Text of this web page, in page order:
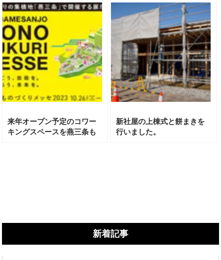
来年オープン予定のコワー
キングスペースを燕三条も
新社屋の上棟式と餅まきを
行いました。
新着記事